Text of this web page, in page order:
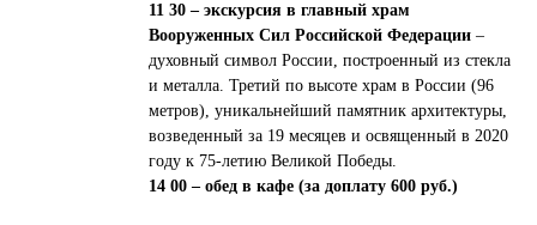
11 30 – экскурсия в главный храм
Вооруженных Сил Российской Федерации –
духовный символ России, построенный из стекла
и металла. Третий по высоте храм в России (96
метров), уникальнейший памятник архитектуры,
возведенный за 19 месяцев и освященный в 2020
году к 75-летию Великой Победы.
14 00 – обед в кафе (за доплату 600 руб.)
+7 (83159) 25044
г. Бор, ул. Октябрьская д. 53
8 (831) 422 28 30
г. Н. Новгород, пл. Горького, д. 6
г. Бор
г. Нижний Новгород
Директор